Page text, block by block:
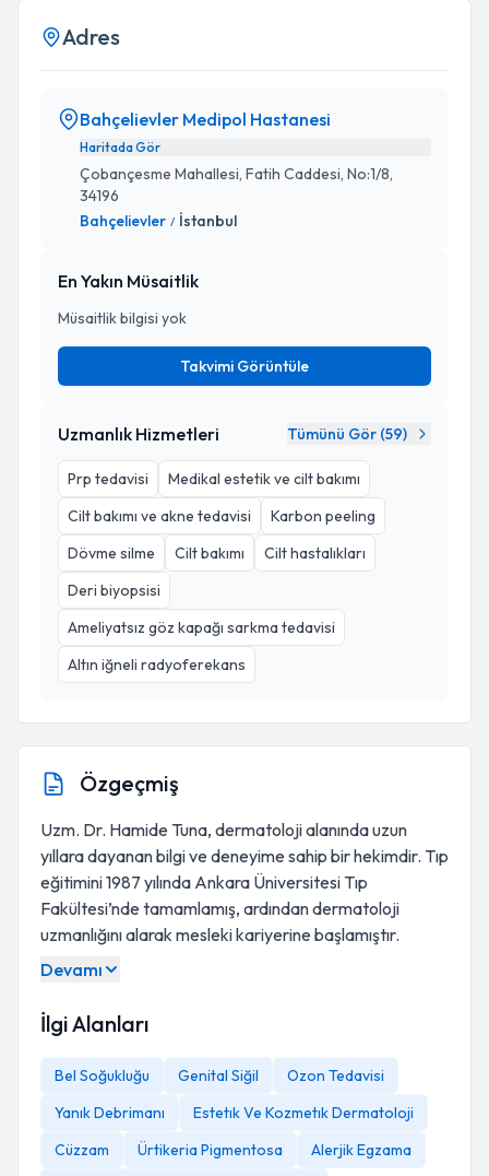
Adres
Bahçelievler Medipol Hastanesi
Haritada Gör
Çobançesme Mahallesi, Fatih Caddesi, No:1/8,
34196
Bahçelievler / İstanbul
En Yakın Müsaitlik
Müsaitlik bilgisi yok
Takvimi Görüntüle
Uzmanlık Hizmetleri Tümünü Gör (59)
Prp tedavisi
Medikal estetik ve cilt bakımı
Cilt bakımı ve akne tedavisi
Karbon peeling
Dövme silme
Cilt bakımı
Cilt hastalıkları
Deri biyopsisi
Ameliyatsız göz kapağı sarkma tedavisi
Altın iğneli radyoferekans
Özgeçmiş
Uzm. Dr. Hamide Tuna, dermatoloji alanında uzun
yıllara dayanan bilgi ve deneyime sahip bir hekimdir. Tıp
eğitimini 1987 yılında Ankara Üniversitesi Tıp
Fakültesi’nde tamamlamış, ardından dermatoloji
uzmanlığını alarak mesleki kariyerine başlamıştır.
Devamı
İlgi Alanları
Bel Soğukluğu Genital Siğil
Ozon Tedavisi
Yanık Debrimanı
Estetık Ve Kozmetık Dermatoloji
Cüzzam
Ürtikeria Pigmentosa
Alerjik Egzama